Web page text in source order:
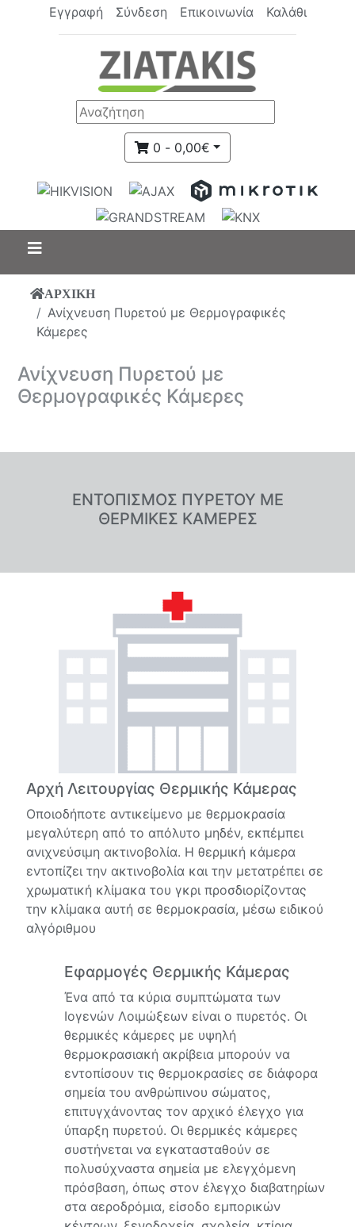
Εγγραφή Σύνδεση Επικοινωνία Καλάθι
0 - 0,00€
ΑΡΧΙΚΗ
Ανίχνευση Πυρετού με Θερμογραφικές
Κάμερες
Ανίχνευση Πυρετού με
Θερμογραφικές Κάμερες
ΕΝΤΟΠΙΣΜΟΣ ΠΥΡΕΤΟΥ ΜΕ
ΘΕΡΜΙΚΕΣ ΚΑΜΕΡΕΣ
Αρχή Λειτουργίας Θερμικής Κάμερας
Οποιοδήποτε αντικείμενο με θερμοκρασία
μεγαλύτερη από το απόλυτο μηδέν, εκπέμπει
ανιχνεύσιμη ακτινοβολία. Η θερμική κάμερα
εντοπίζει την ακτινοβολία και την μετατρέπει σε
χρωματική κλίμακα του γκρι προσδιορίζοντας
την κλίμακα αυτή σε θερμοκρασία, μέσω ειδικού
αλγόριθμου
Εφαρμογές Θερμικής Κάμερας
Ένα από τα κύρια συμπτώματα των
Ιογενών Λοιμώξεων είναι ο πυρετός. Οι
θερμικές κάμερες με υψηλή
θερμοκρασιακή ακρίβεια μπορούν να
εντοπίσουν τις θερμοκρασίες σε διάφορα
σημεία του ανθρώπινου σώματος,
επιτυγχάνοντας τον αρχικό έλεγχο για
ύπαρξη πυρετού. Οι θερμικές κάμερες
συστήνεται να εγκατασταθούν σε
πολυσύχναστα σημεία με ελεγχόμενη
πρόσβαση, όπως στον έλεγχο διαβατηρίων
στα αεροδρόμια, είσοδο εμπορικών